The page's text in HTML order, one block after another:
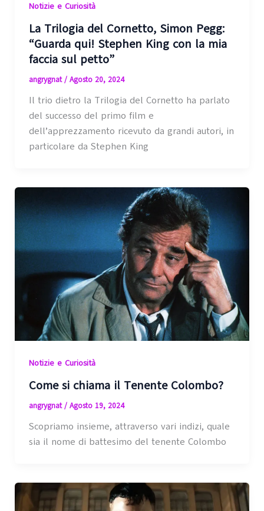
Notizie e Curiosità
La Trilogia del Cornetto, Simon Pegg:
“Guarda qui! Stephen King con la mia
faccia sul petto”
angrygnat/ Agosto 20, 2024
Il trio dietro la Trilogia del Cornetto ha parlato
del successo del primo film e
dell’apprezzamento ricevuto da grandi autori, in
particolare da Stephen King
Notizie e Curiosità
Come si chiama il Tenente Colombo?
angrygnat/ Agosto 19, 2024
Scopriamo insieme, attraverso vari indizi, quale
sia il nome di battesimo del tenente Colombo